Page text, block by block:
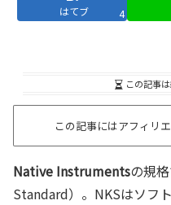
はてブ 4
この記事は
この記事にはアフィリ
Native Instrumentsの規
Standard）。NKSはソフ